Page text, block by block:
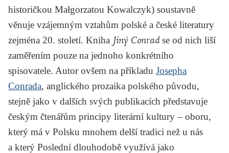
historičkou Małgorzatou Kowalczyk) soustavně
věnuje vzájemným vztahům polské a české literatury
zejména 20. století. Kniha Jiný Conradse od nich liší
zaměřením pouze na jednoho konkrétního
spisovatele. Autor ovšem na příkladu Josepha
Conrada, anglického prozaika polského původu,
stejně jako v dalších svých publikacích představuje
českým čtenářům principy literární kultury – oboru,
který má v Polsku mnohem delší tradici než u nás
a který Poslední dlouhodobě využívá jako